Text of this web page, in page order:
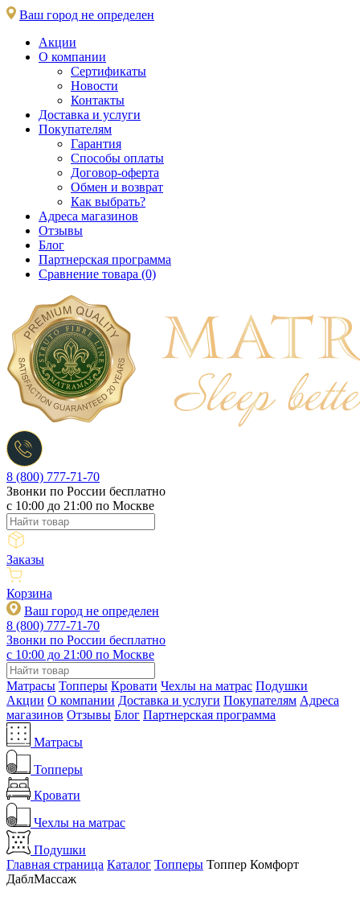
Ваш город не определен
Акции
О компании
Сертификаты
Новости
Контакты
Доставка и услуги
Покупателям
Гарантия
Способы оплаты
Договор-оферта
Обмен и возврат
Как выбрать?
Адреса магазинов
Отзывы
Блог
Партнерская программа
Сравнение товара (0)
8 (800) 777-71-70
Звонки по России бесплатно
c 10:00 до 21:00 по Москве
Заказы
Корзина
Ваш город не определен
8 (800) 777-71-70
Звонки по России бесплатно
c 10:00 до 21:00 по Москве
Матрасы Топперы Кровати Чехлы на матрас Подушки
Акции О компании Доставка и услуги Покупателям Адреса
магазинов Отзывы Блог Партнерская программа
Матрасы
Топперы
Кровати
Чехлы на матрас
Подушки
Главная страница Каталог Топперы Топпер Комфорт
ДаблМассаж